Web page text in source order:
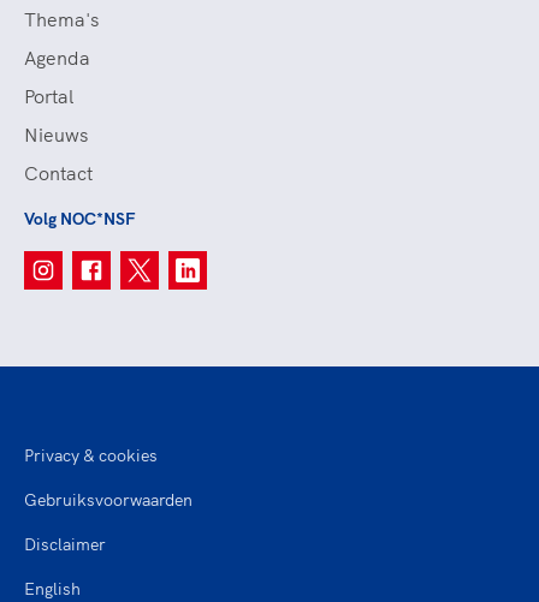
Thema's
Agenda
Portal
Nieuws
Contact
Volg NOC*NSF
Privacy & cookies
Gebruiksvoorwaarden
Disclaimer
English